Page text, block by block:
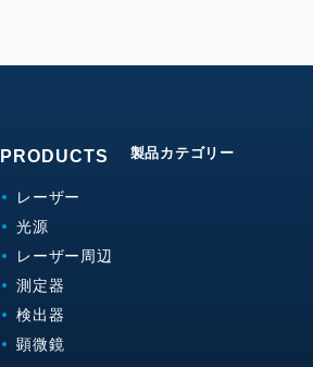
PRODUCTS 製品カテゴリー
レーザー
光源
レーザー周辺
測定器
検出器
顕微鏡